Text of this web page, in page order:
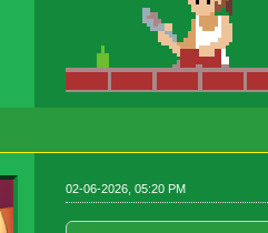
02-06-2026, 05:20 PM